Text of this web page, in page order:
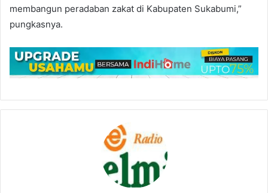
membangun peradaban zakat di Kabupaten Sukabumi,”
pungkasnya.